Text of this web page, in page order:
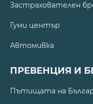
Застрахователен
Гуми център
Автомивка
ПРЕВЕНЦИЯ И
Пътищата на